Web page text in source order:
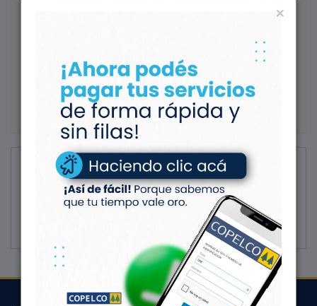
×
LA COOPERATIVA LOS SERVICIOS
SEGMENTACIÓN ENERGÉTICA NECROLOGICAS
Noticias